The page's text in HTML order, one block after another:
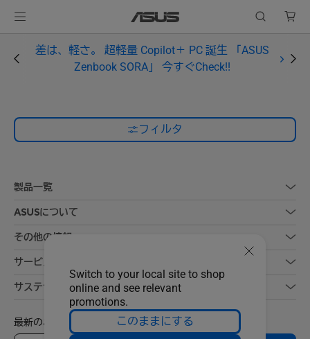
Switch to your local site to shop
online and see relevant
promotions.
このままにする
差は、軽さ。 超軽量 Copilot＋ PC 誕生 「ASUS
Zenbook SORA」 今すぐCheck!!
フィルタ
製品一覧
ASUSについて
その他の情報
サービス
サステナビリティ
最新のお得情報などを手に入れよう